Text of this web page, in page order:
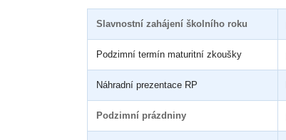
Slavnostní zahájení školního roku
Podzimní termín maturitní zkoušky
Náhradní prezentace RP
Podzimní prázdniny